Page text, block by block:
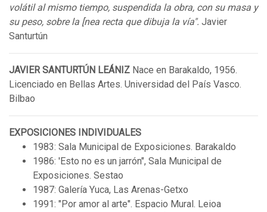
volátil al mismo tiempo, suspendida la obra, con su masa y
su peso, sobre la [nea recta que dibuja la vía". Javier
Santurtún
JAVIER SANTURTÚN LEÁNIZ Nace en Barakaldo, 1956.
Licenciado en Bellas Artes. Universidad del País Vasco.
Bilbao
EXPOSICIONES INDIVIDUALES
1983: Sala Municipal de Exposiciones. Barakaldo
1986: 'Esto no es un jarrón", Sala Municipal de
Exposiciones. Sestao
1987: Galería Yuca, Las Arenas-Getxo
1991: "Por amor al arte". Espacio Mural. Leioa